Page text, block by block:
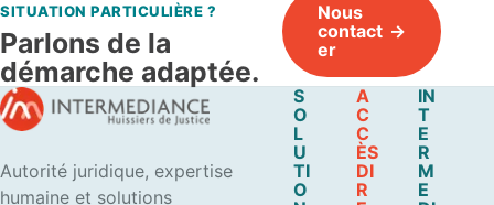
SITUATION PARTICULIÈRE ?
Parlons de la
démarche adaptée.
Nous
contact
er
Autorité juridique, expertise
humaine et solutions
S
O
L
U
TI
O
A
C
C
ÈS
DI
R
IN
T
E
R
M
E